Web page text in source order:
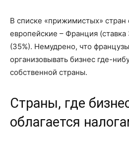
В списке «прижимистых» стран
европейские – Франция
(35%). Немудрено, что
организовывать бизнес где-
собственной страны.
Страны, где
облагается